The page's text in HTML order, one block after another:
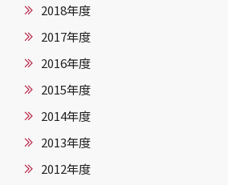
2018年度
2017年度
2016年度
2015年度
2014年度
2013年度
2012年度